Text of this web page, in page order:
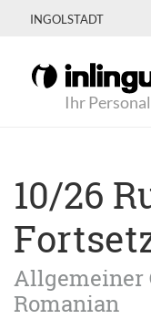
INGOLSTADT
Ihr
10/26
Allgemeiner
Romanian